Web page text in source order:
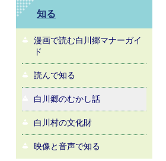
知る
漫画で読む白川郷マナーガイ
ド
読んで知る
白川郷のむかし話
白川村の文化財
映像と音声で知る